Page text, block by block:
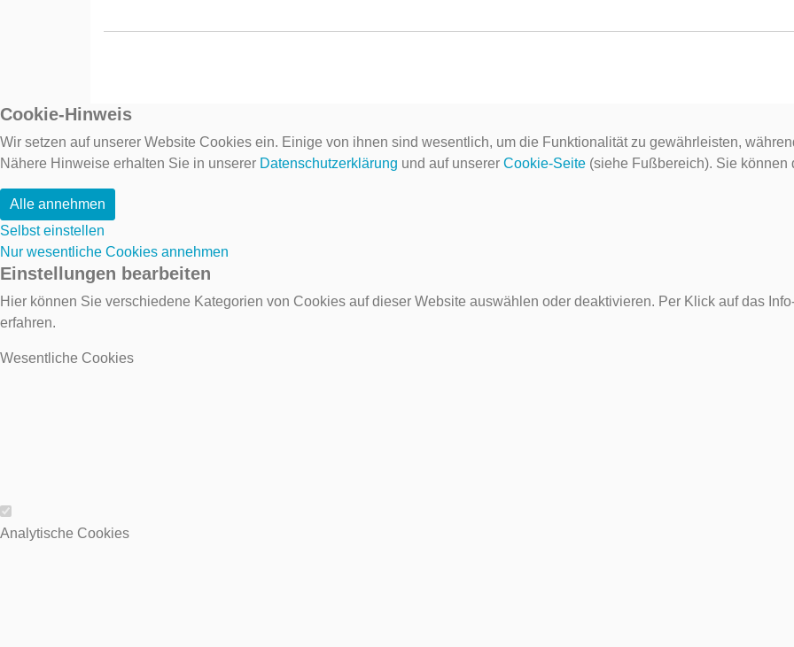
Cookie-Hinweis
Wir setzen auf unserer Website Cookies ein. Einige von ihnen sind wesentlich, um die Funktionalität zu gewährleisten,
Nähere Hinweise erhalten Sie in unserer Datenschutzerklärung und auf unserer Cookie-Seite (siehe Fußbereich). Sie
Alle annehmen
Selbst einstellen
Nur wesentliche Cookies annehmen
Einstellungen bearbeiten
Hier können Sie verschiedene Kategorien von Cookies auf dieser Website auswählen oder deaktivieren. Per Klick auf das
erfahren.
Wesentliche Cookies
Wesentliche Cookies
Analytische Cookies